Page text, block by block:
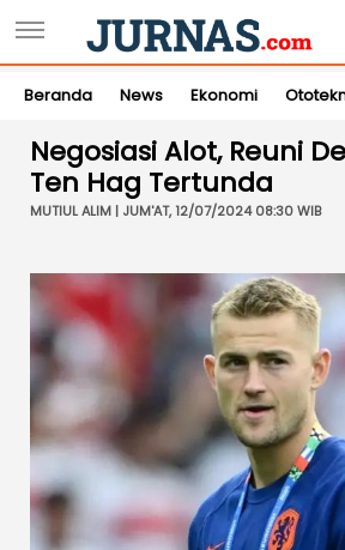
Beranda News Ekonomi
Negosiasi Alot, Reuni
Ten Hag Tertunda
MUTIUL ALIM | JUM'AT, 12/07/2024 08:30 WIB